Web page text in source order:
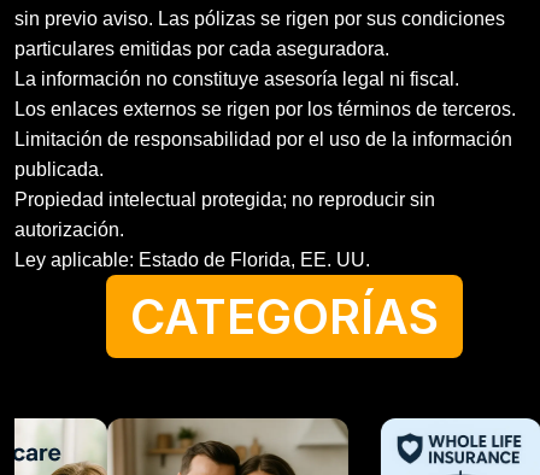
sin previo aviso. Las pólizas se rigen por sus condiciones
particulares emitidas por cada aseguradora.
La información no constituye asesoría legal ni fiscal.
Los enlaces externos se rigen por los términos de terceros.
Limitación de responsabilidad por el uso de la información
publicada.
Propiedad intelectual protegida; no reproducir sin
autorización.
Ley aplicable: Estado de Florida, EE. UU.
CATEGORÍAS